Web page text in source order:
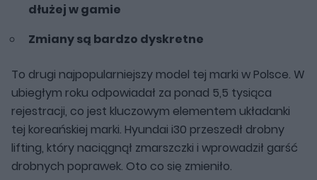
dłużej w gamie
Zmiany są bardzo dyskretne
To drugi najpopularniejszy model tej marki w Polsce. W
ubiegłym roku odpowiadał za ponad 5,5 tysiąca
rejestracji, co jest kluczowym elementem układanki
tej koreańskiej marki. Hyundai i30 przeszedł drobny
lifting, który naciągnął zmarszczki i wprowadził garść
drobnych poprawek. Oto co się zmieniło.